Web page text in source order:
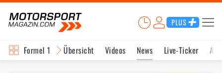
PLUS
Formel 1 Übersicht Videos News Live-Ticker